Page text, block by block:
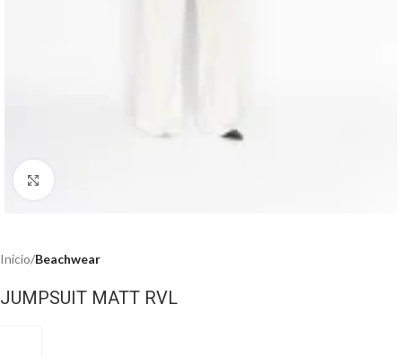
Inicio Beachwear
JUMPSUIT MATT RVL